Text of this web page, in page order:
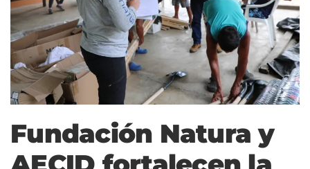
Fundación Natura y